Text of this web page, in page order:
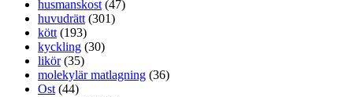
husmanskost (47)
huvudrätt (301)
kött (193)
kyckling (30)
likör(35)
molekylär matlagning (36)
Ost (44)